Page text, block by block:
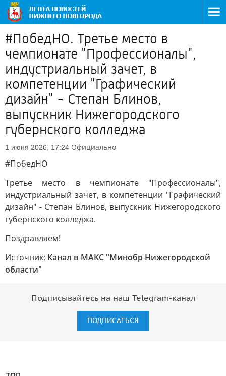
#ПобедНО. Третье место в
чемпионате "Профессионалы",
индустриальный зачет, в
компетенции "Графический
дизайн" - Степан Блинов,
выпускник Нижегородского
губернского колледжа
1 июня 2026, 17:24 Официально
#ПобедНО
Третье место в чемпионате "Профессионалы",
индустриальный зачет, в компетенции "Графический
дизайн" - Степан Блинов, выпускник Нижегородского
губернского колледжа.
Поздравляем!
Источник: Канал в МАКС "Минобр Нижегородской
области"
Подписывайтесь на наш Telegram-канал
ПОДПИСАТЬСЯ